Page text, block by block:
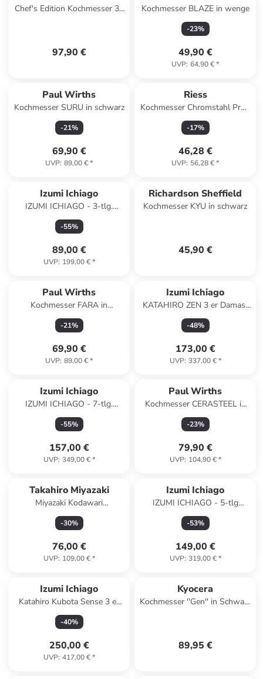
Chef's Edition Kochmesser 32
97,90 €
Kochmesser BLAZE in wenge
-23%
49,90 €
UVP: 64,90 €*
Paul Wirths
Kochmesser SURU in schwarz
-21%
69,90 €
UVP: 89,00 €*
Riess
Kochmesser Chromstahl Profi
geschmiedet in Schwarz
-17%
46,28 €
UVP: 56,28 €*
Izumi Ichiago
IZUMI ICHIAGO - 3-tlg.
Kochmesser-Set
inkl.Magnetständer
-55%
89,00 €
UVP: 199,00 €*
Richardson Sheffield
Kochmesser KYU in schwarz
45,90 €
Paul Wirths
Kochmesser FARA in
dunkelbraun
-21%
69,90 €
UVP: 89,00 €*
Izumi Ichiago
KATAHIRO ZEN 3 er Damast
Kochmesser Set
-48%
173,00 €
UVP: 337,00 €*
Izumi Ichiago
IZUMI ICHIAGO - 7-tlg.
Kochmesser-Set "Professional
Chef Knives"
-55%
157,00 €
UVP: 349,00 €*
Paul Wirths
Kochmesser CERASTEEL in
schwarz
-23%
79,90 €
UVP: 104,90 €*
Takahiro Miyazaki
Miyazaki Kodawari
Kochmesser 8 inch, Griff aus
Pakkaholz grün
-30%
76,00 €
UVP: 109,00 €*
Izumi Ichiago
IZUMI ICHIAGO - 5-tlg
Kochmesser Set mit
Magnetständer und
-53%
149,00 €
UVP: 319,00 €*
Izumi Ichiago
Katahiro Kubota Sense 3 er
Kochmesser set, Japanischer
VG-10 damast Edelstahl
-40%
250,00 €
UVP: 417,00 €*
Kyocera
Kochmesser ''Gen'' in Schwarz
89,95 €